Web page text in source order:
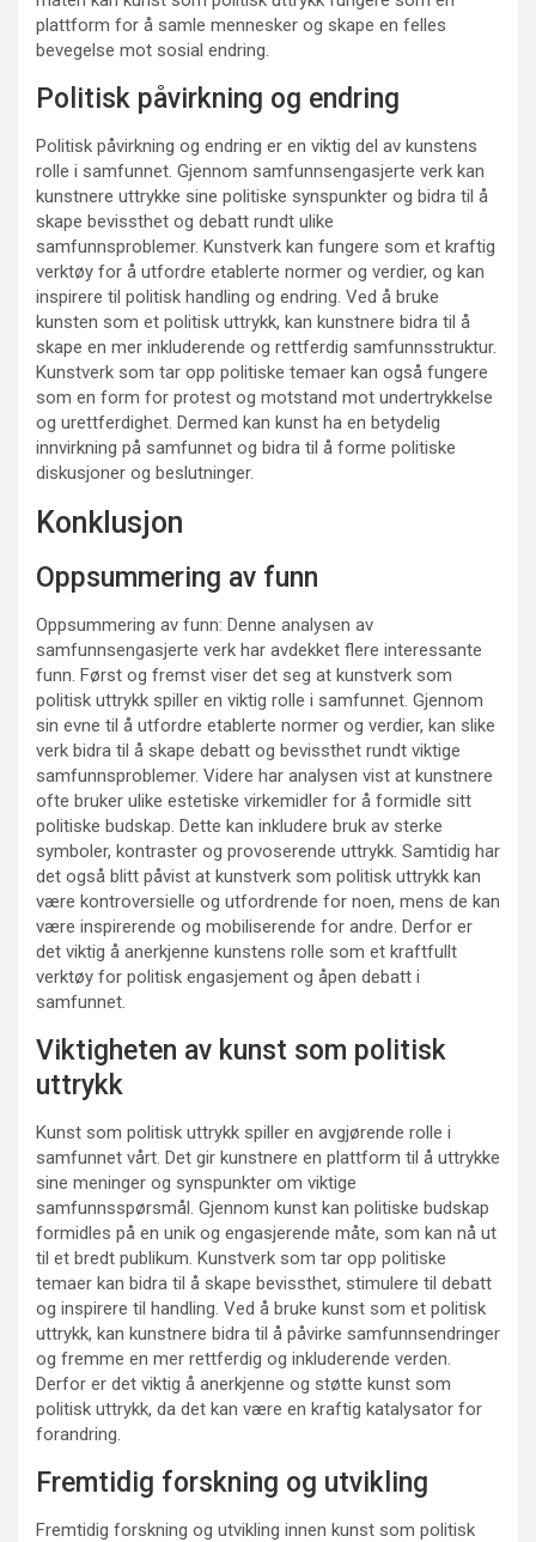
plattform for å samle mennesker og skape en felles
bevegelse mot sosial endring.
Politisk påvirkning og endring
Politisk påvirkning og endring er en viktig del av kunstens
rolle i samfunnet. Gjennom samfunnsengasjerte verk kan
kunstnere uttrykke sine politiske synspunkter og bidra til å
skape bevissthet og debatt rundt ulike
samfunnsproblemer. Kunstverk kan fungere som et kraftig
verktøy for å utfordre etablerte normer og verdier, og kan
inspirere til politisk handling og endring. Ved å bruke
kunsten som et politisk uttrykk, kan kunstnere bidra til å
skape en mer inkluderende og rettferdig samfunnsstruktur.
Kunstverk som tar opp politiske temaer kan også fungere
som en form for protest og motstand mot undertrykkelse
og urettferdighet. Dermed kan kunst ha en betydelig
innvirkning på samfunnet og bidra til å forme politiske
diskusjoner og beslutninger.
Konklusjon
Oppsummering av funn
Oppsummering av funn: Denne analysen av
samfunnsengasjerte verk har avdekket flere interessante
funn. Først og fremst viser det seg at kunstverk som
politisk uttrykk spiller en viktig rolle i samfunnet. Gjennom
sin evne til å utfordre etablerte normer og verdier, kan slike
verk bidra til å skape debatt og bevissthet rundt viktige
samfunnsproblemer. Videre har analysen vist at kunstnere
ofte bruker ulike estetiske virkemidler for å formidle sitt
politiske budskap. Dette kan inkludere bruk av sterke
symboler, kontraster og provoserende uttrykk. Samtidig har
det også blitt påvist at kunstverk som politisk uttrykk kan
være kontroversielle og utfordrende for noen, mens de kan
være inspirerende og mobiliserende for andre. Derfor er
det viktig å anerkjenne kunstens rolle som et kraftfullt
verktøy for politisk engasjement og åpen debatt i
samfunnet.
Viktigheten av kunst som politisk
uttrykk
Kunst som politisk uttrykk spiller en avgjørende rolle i
samfunnet vårt. Det gir kunstnere en plattform til å uttrykke
sine meninger og synspunkter om viktige
samfunnsspørsmål. Gjennom kunst kan politiske budskap
formidles på en unik og engasjerende måte, som kan nå ut
til et bredt publikum. Kunstverk som tar opp politiske
temaer kan bidra til å skape bevissthet, stimulere til debatt
og inspirere til handling. Ved å bruke kunst som et politisk
uttrykk, kan kunstnere bidra til å påvirke samfunnsendringer
og fremme en mer rettferdig og inkluderende verden.
Derfor er det viktig å anerkjenne og støtte kunst som
politisk uttrykk, da det kan være en kraftig katalysator for
forandring.
Fremtidig forskning og utvikling
Fremtidig forskning og utvikling innen kunst som politisk